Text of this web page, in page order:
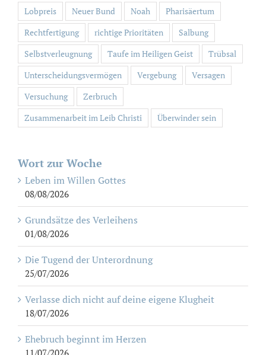
Lobpreis
Neuer Bund Noah
Pharisäertum
Rechtfertigung
richtige Prioritäten
Salbung
Selbstverleugnung
Taufe im Heiligen Geist
Trübsal
Unterscheidungsvermögen
Vergebung
Versagen
Versuchung
Zerbruch
Zusammenarbeit im Leib Christi
Überwinder sein
Wort zur Woche
Leben im Willen Gottes
08/08/2026
Grundsätze des Verleihens
01/08/2026
Die Tugend der Unterordnung
25/07/2026
Verlasse dich nicht auf deine eigene Klugheit
18/07/2026
Ehebruch beginnt im Herzen